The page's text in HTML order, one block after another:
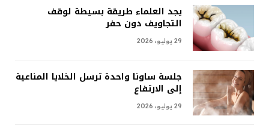
يجد العلماء طريقة بسيطة لوقف
التجاويف دون حفر
29 يوليو، 2026
جلسة ساونا واحدة ترسل الخلايا المناعية
إلى الارتفاع
29 يوليو، 2026